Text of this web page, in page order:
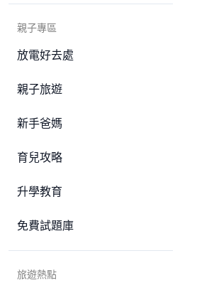
親子專區
放電好去處
親子旅遊
新手爸媽
育兒攻略
升學教育
免費試題庫
旅遊熱點